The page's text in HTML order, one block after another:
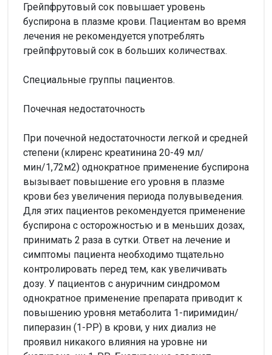
Грейпфрутовый сок повышает уровень
буспирона в плазме крови. Пациентам во время
лечения не рекомендуется употреблять
грейпфрутовый сок в больших количествах.
Специальные группы пациентов.
Почечная недостаточность
При почечной недостаточности легкой и средней
степени (клиренс креатинина 20-49 мл/
мин/1,72м2) однократное применение буспирона
вызывает повышение его уровня в плазме
крови без увеличения периода полувыведения.
Для этих пациентов рекомендуется применение
буспирона с осторожностью и в меньших дозах,
принимать 2 раза в сутки. Ответ на лечение и
симптомы пациента необходимо тщательно
контролировать перед тем, как увеличивать
дозу. У пациентов с ануричним синдромом
однократное применение препарата приводит к
повышению уровня метаболита 1-пиримидин/
пиперазин (1-РР) в крови, у них диализ не
проявил никакого влияния на уровне ни